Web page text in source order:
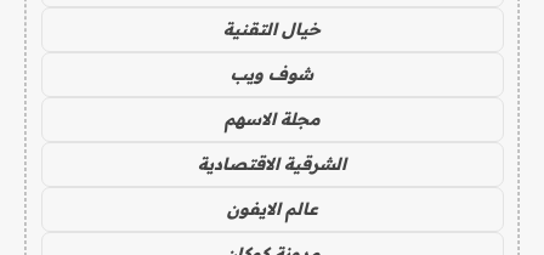
خيال التقنية
شوف ويب
مجلة الاسهم
الشرقية الاقتصادية
عالم الايفون